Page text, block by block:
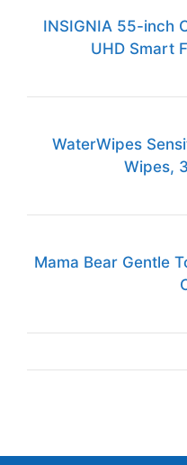
INSIGNIA 55-inch
UHD Smart
WaterWipes
Wipes,
Mama Bear Gentle